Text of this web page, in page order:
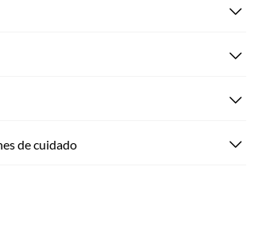
de cuidado